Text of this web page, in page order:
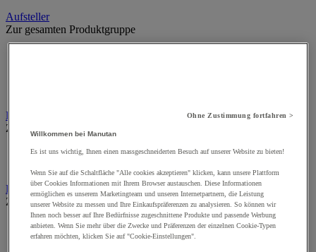
Aufsteller
Zur gesamten Produktgruppe
Beschilderung
Zur gesamten Produktgruppe
Halter für Türschild und Hinweisschild
Bodenmatten für Büro- und Gemeinschaftsräume
Zur gesamten Produktgruppe
Anti-Ermüdungsmatte für Büroräume
Bodenschutzmatte
Ohne Zustimmung fortfahren >
Willkommen bei Manutan
Es ist uns wichtig, Ihnen einen massgeschneiderten Besuch auf unserer Website zu bieten!
Wenn Sie auf die Schaltfläche "Alle cookies akzeptieren" klicken, kann unsere Plattform
über Cookies Informationen mit Ihrem Browser austauschen. Diese Informationen
ermöglichen es unserem Marketingteam und unseren Internetpartnern, die Leistung
unserer Website zu messen und Ihre Einkaufspräferenzen zu analysieren. So können wir
Ihnen noch besser auf Ihre Bedürfnisse zugeschnittene Produkte und passende Werbung
anbieten. Wenn Sie mehr über die Zwecke und Präferenzen der einzelnen Cookie-Typen
erfahren möchten, klicken Sie auf "Cookie-Einstellungen".